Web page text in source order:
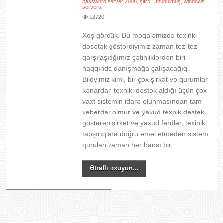
password server 2008 ,şifrə ,Unudulmuş ,windows
servers
12720
Xoş gördük. Bu məqaləmizdə texinki
dəsətək göstərdiyimiz zaman tez-tez
qarşılaşıdğımız çətinliklərdən biri
haqqında danışmağa çalışacağıq.
Bildyimiz kimi, bir çox şirkət və qurumlar
kənardan texniki dəstək aldığı üçün çox
vaxt sistemin idarə olunmasından tam
xəbərdar olmur və yaxud texnik dəstək
göstərən şirkət və yaxud fərdlər, texiniki
tapşırıqlara doğru əməl etmədən sistem
qurulan zaman hər hansı bir ...
Ətraflı oxuyun...